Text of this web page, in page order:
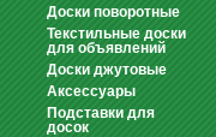
Доски поворотные
Текстильные доски
для объявлений
Доски джутовые
Аксессуары
Подставки для
досок